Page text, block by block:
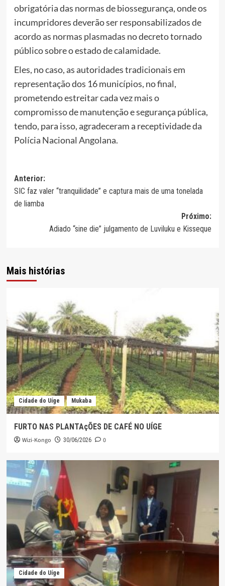
obrigatória das normas de biossegurança, onde os
incumpridores deverão ser responsabilizados de
acordo as normas plasmadas no decreto tornado
público sobre o estado de calamidade.
Eles, no caso, as autoridades tradicionais em
representação dos 16 municípios, no final,
prometendo estreitar cada vez mais o
compromisso de manutenção e segurança pública,
tendo, para isso, agradeceram a receptividade da
Polícia Nacional Angolana.
Navegação
de
Anterior:
SIC faz valer “tranquilidade” e captura mais de uma tonelada
de liamba
Próximo:
Adiado “sine die” julgamento de Luviluku e Kisseque
Mais histórias
Cidade do Uíge Mukaba
FURTO NAS PLANTAçÕES DE CAFÉ NO UÍGE
Wizi-Kongo 30/06/2026 0
Cidade do Uíge